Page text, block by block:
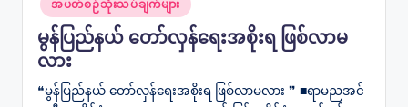
အပတ်စဉ်သုံးသပ်ချက်များ
မွန်ပြည်နယ် တော်လှန်ရေးအစိုးရ ဖြစ်လာမ
လား
❝မွန်ပြည်နယ် တော်လှန်ရေးအစိုးရ ဖြစ်လာမလား ❞ ■ရာမညအင်